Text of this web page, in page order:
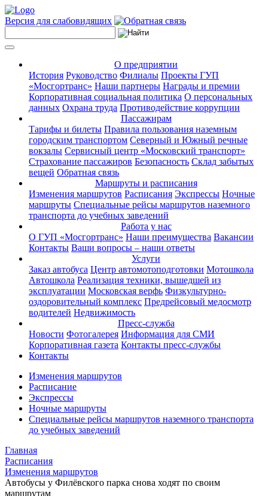
Версия для слабовидящих
О предприятии
История Руководство Филиалы Проекты ГУП
«Мосгортранс» Наши партнеры Награды и премии
Корпоративная социальная политика О персональных
данных Охрана труда Противодействие коррупции
Пассажирам
Тарифы и билеты Правила пользования наземным
городским транспортом Северный и Южный речные
вокзалы Сервисный центр «Московский транспорт»
Страхование пассажиров Безопасность Склад забытых
вещей Обратная связь
Маршруты и расписания
Изменения маршрутов Расписания Экспрессы Ночные
маршруты Специальные рейсы маршрутов наземного
транспорта до учебных заведений
Работа у нас
О ГУП «Мосгортранс» Наши преимущества Вакансии
Контакты Ваши вопросы – наши ответы
Услуги
Заказ автобуса Центр автомотоподготовки Мотошкола
Автошкола Реализация техники, вышедшей из
эксплуатации Московская верфь Физкультурно-
оздоровительный комплекс Предрейсовый медосмотр
водителей Недвижимость
Пресс-служба
Новости Фотогалерея Информация для СМИ
Корпоративная газета Контакты пресс-службы
Контакты
Изменения маршрутов
Расписание
Экспрессы
Ночные маршруты
Специальные рейсы маршрутов наземного транспорта
до учебных заведений
Главная
Расписания
Изменения маршрутов
Автобусы у Филёвского парка снова ходят по своим
маршрутам